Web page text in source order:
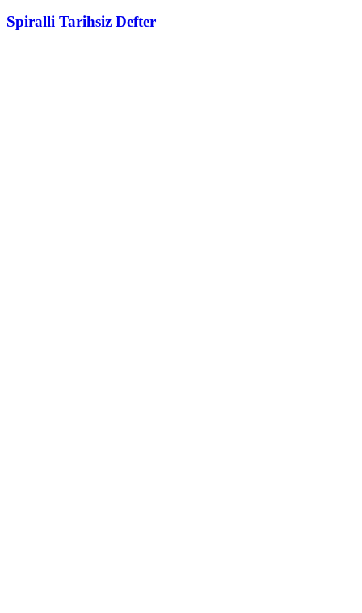
Spiralli Tarihsiz Defter